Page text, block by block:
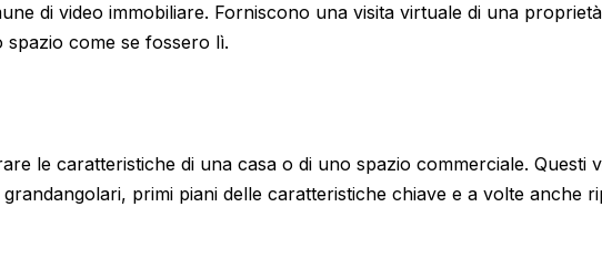
di video immobiliare. Forniscono una visita virtuale di una
spazio come se fossero lì.
le caratteristiche di una casa o di uno spazio commerciale. Questi
primi piani delle caratteristiche chiave e a volte anche